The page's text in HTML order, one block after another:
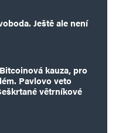
Ještě ale není
kauza, pro
Pavlovo veto
větrníkové